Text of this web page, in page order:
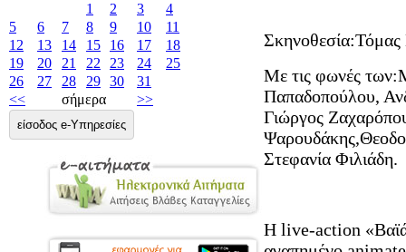
1
2 3
4
5
6 7 8 9 10
11
12
13 14 15 16 17
18
19
20 21 22 23 24
25
26
27 28 29 30
31
<<
σήμερα >>
είσοδος e-Υπηρεσίες
Σκηνοθεσία:Τόμας
Με τις φωνές
Παπαδοπούλου,
Γιώργος
Στεφανία Φιλιάδη.
Η live-action